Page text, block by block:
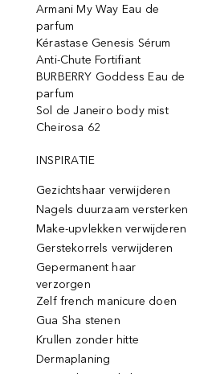
Armani My Way Eau de
parfum
Kérastase Genesis Sérum
Anti-Chute Fortifiant
BURBERRY Goddess Eau de
parfum
Sol de Janeiro body mist
Cheirosa 62
INSPIRATIE
Gezichtshaar verwijderen
Nagels duurzaam versterken
Make-upvlekken verwijderen
Gerstekorrels verwijderen
Gepermanent haar
verzorgen
Zelf french manicure doen
Gua Sha stenen
Krullen zonder hitte
Dermaplaning